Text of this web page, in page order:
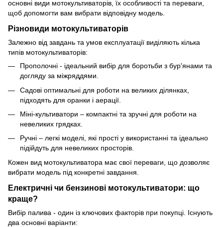
основні види мотокультиваторів, їх особливості та переваги,
щоб допомогти вам вибрати відповідну модель.
Різновиди мотокультиваторів
Залежно від завдань та умов експлуатації виділяють кілька
типів мотокультиваторів:
Прополочні - ідеальний вибір для боротьби з бур'янами та
догляду за міжряддями.
Садові оптимальні для роботи на великих ділянках,
підходять для оранки і аерації.
Міні-культиватори – компактні та зручні для роботи на
невеликих грядках.
Ручні – легкі моделі, які прості у використанні та ідеально
підійдуть для невеликих просторів.
Кожен вид мотокультиватора має свої переваги, що дозволяє
вибрати модель під конкретні завдання.
Електричні чи бензинові мотокультиватори: що
краще?
Вибір палива - один із ключових факторів при покупці. Існують
два основні варіанти: